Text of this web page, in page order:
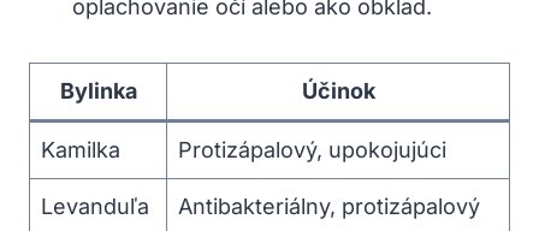
‌oplachovanie očí alebo ako ⁣obklad.
Bylinka Účinok
Kamilka Protizápalový, upokojujúci
Levanduľa Antibakteriálny, protizápalový